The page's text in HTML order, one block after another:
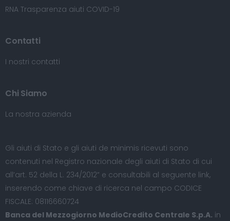
RNA Trasparenza aiuti COVID-19
Contatti
I nostri contatti
Chi Siamo
La nostra azienda
Gli aiuti di Stato e gli aiuti de minimis ricevuti sono
contenuti nel Registro nazionale degli aiuti di Stato di cui
all’art. 52 della L. 234/2012” e consultabili al seguente link,
inserendo come chiave di ricerca nel campo CODICE
FISCALE: 08116660724
Banca del Mezzogiorno MedioCredito Centrale S.p.A. in